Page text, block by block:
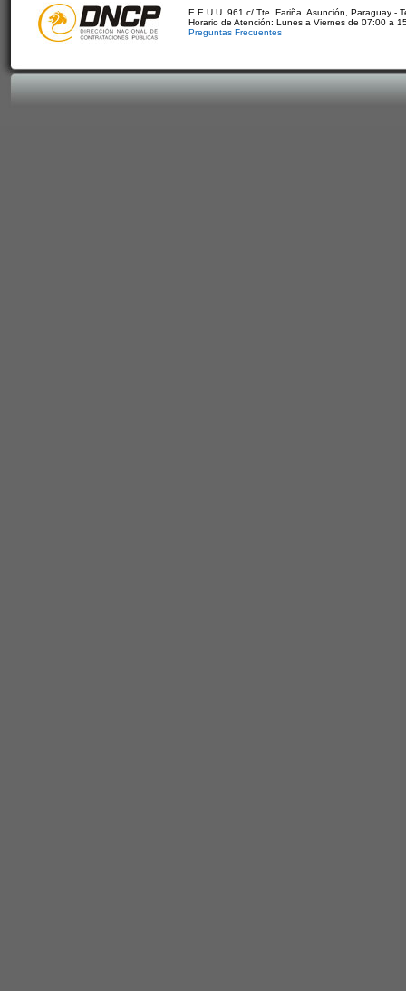
E.E.U.U. 961 c/ Tte. Fariña. Asunción, Paraguay -
Horario de Atención: Lunes a Viernes de 07:00 a
Preguntas Frecuentes